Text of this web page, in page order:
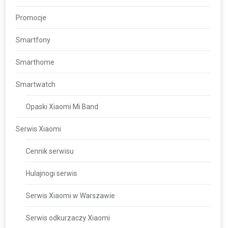
Promocje
Smartfony
Smarthome
Smartwatch
Opaski Xiaomi Mi Band
Serwis Xiaomi
Cennik serwisu
Hulajnogi serwis
Serwis Xiaomi w Warszawie
Serwis odkurzaczy Xiaomi